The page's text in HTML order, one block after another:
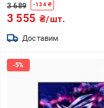
3 689 -134₴
3 555 ₴/шт.
Доставим